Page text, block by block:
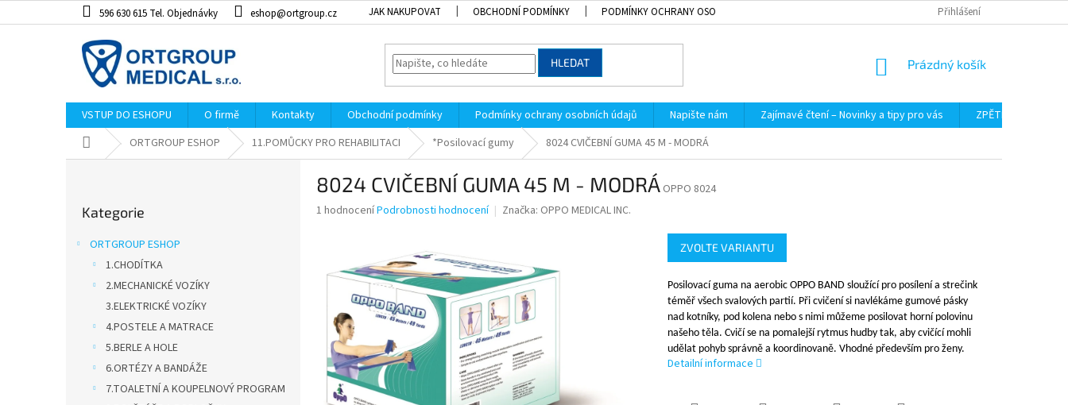
na
596 630 615 Tel. Objednávky eshop@ortgroup.cz JAK NAKUPOVAT OBCHODNÍ PODMÍNKY PODMÍNKY OCHRANY OSOBNÍCH ÚDAJŮ Přihlášení
HLEDAT
NÁKUPNÍ
Prázdný košík
VSTUP DO ESHOPU O firmě Kontakty Obchodní podmínky Podmínky ochrany osobních údajů Napište nám Zajímavé čtení – Novinky a tipy pro vás
ZPĚTNÝ ODBĚR
Domů ORTGROUP ESHOP 11.POMŮCKY PRO REHABILITACI *Posilovací gumy 8024 CVIČEBNÍ GUMA 45 M - MODRÁ
kategorie
Kategorie
ORTGROUP ESHOP
1.CHODÍTKA
2.MECHANICKÉ VOZÍKY
3.ELEKTRICKÉ VOZÍKY
4.POSTELE A MATRACE
5.BERLE A HOLE
6.ORTÉZY A BANDÁŽE
7.TOALETNÍ A KOUPELNOVÝ PROGRAM
8024 CVIČEBNÍ GUMA 45 M - MODRÁ OPPO 8024
Průměrné
5,0
hvězdiček.
1 hodnoceníPodrobnosti hodnocení Značka: OPPO MEDICAL INC.
ZVOLTE VARIANTU
Posilovací guma na aerobic OPPO BAND sloužící pro posílení a strečink
téměř všech svalových partií. Při cvičení si navlékáme gumové pásky
nad kotníky, pod kolena nebo s nimi můžeme posilovat horní polovinu
našeho těla. Cvičí se na pomalejší rytmus hudby tak, aby cvičící mohli
udělat pohyb správně a koordinovaně. Vhodné především pro ženy.
Detailní informace